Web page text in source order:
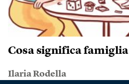
Cosa significa famiglia
Ilaria Rodella